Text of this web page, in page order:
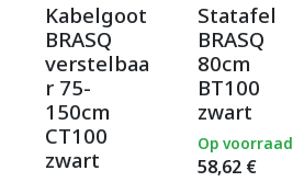
Kabelgoot
BRASQ
verstelbaa
r 75-
150cm
CT100
zwart
Statafel
BRASQ
80cm
BT100
zwart
58,62€
Op voorraad